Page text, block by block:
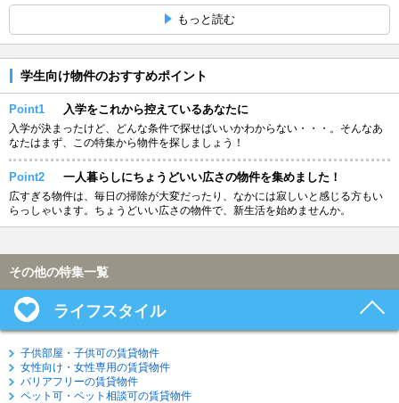
もっと読む
学生向け物件のおすすめポイント
Point1 入学をこれから控えているあなたに
入学が決まったけど、どんな条件で探せばいいかわからない・・・。そんなあ
なたはまず、この特集から物件を探しましょう！
Point2 一人暮らしにちょうどいい広さの物件を集めました！
広すぎる物件は、毎日の掃除が大変だったり、なかには寂しいと感じる方もい
らっしゃいます。ちょうどいい広さの物件で、新生活を始めませんか。
その他の特集一覧
ライフスタイル
子供部屋・子供可の賃貸物件
女性向け・女性専用の賃貸物件
バリアフリーの賃貸物件
ペット可・ペット相談可の賃貸物件